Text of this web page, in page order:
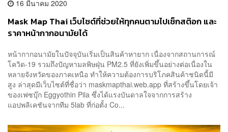
16 มีนาคม 2020
Mask Map Thai เว็บไซต์ที่ช่วยให้ทุกคนตามไปเช็กสต๊อก และ
ราคาหน้ากากอนามัยได้
หน้ากากอนามัยในปัจจุบันเริ่มเป็นสินค้าหายาก เนื่องจากสถานการณ์
โควิด-19 รวมถึงปัญหามลพิษฝุ่น PM2.5 ที่ยังเพิ่มขึ้นอย่างต่อเนื่องใน
หลายจังหวัดของภาคเหนือ ทำให้ความต้องการบริโภคสินค้าชนิดนี้มี
สูง ล่าสุดมีเว็บไซต์ที่ชื่อว่า maskmapthai.web.app ที่สร้างขึ้นโดยเจ้า
ของเฟซบุ๊ก Eggyothin Pila ซึ่งได้แรงบันดาลใจจากการสร้าง
แอปพลิเคชันจากทีม 5lab ที่ก่อตั้ง Co...